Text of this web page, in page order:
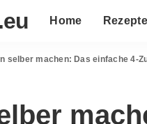
Home Rezepte
selber machen: Das einfache 4-